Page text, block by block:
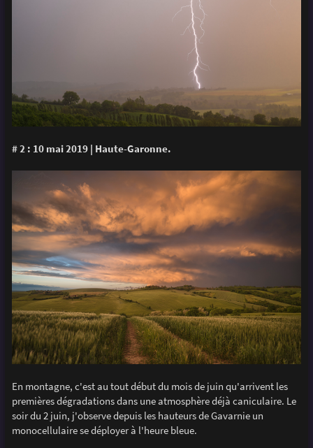
# 2 : 10 mai 2019 | Haute-Garonne.
En montagne, c'est au tout début du mois de juin qu'arrivent les
premières dégradations dans une atmosphère déjà caniculaire. Le
soir du 2 juin, j'observe depuis les hauteurs de Gavarnie un
monocellulaire se déployer à l'heure bleue.